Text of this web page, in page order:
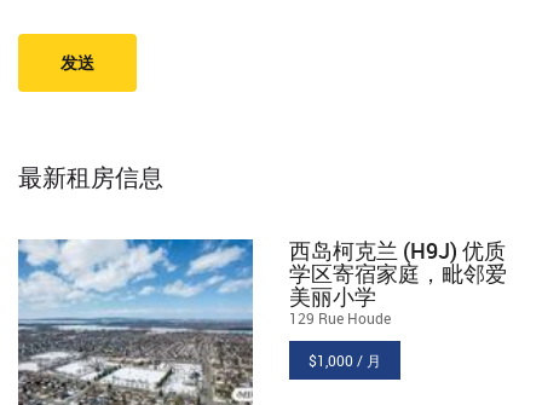
最新租房信息
西岛柯克兰 (H9J) 优质
学区寄宿家庭，毗邻爱
美丽小学
129 Rue Houde
$1,000 / 月